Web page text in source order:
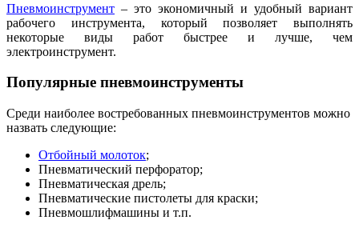
Пневмоинструмент – это экономичный и удобный вариант
рабочего инструмента, который позволяет выполнять
некоторые виды работ быстрее и лучше, чем
электроинструмент.
Популярные пневмоинструменты
Среди наиболее востребованных пневмоинструментов можно
назвать следующие:
Отбойный молоток;
Пневматический перфоратор;
Пневматическая дрель;
Пневматические пистолеты для краски;
Пневмошлифмашины и т.п.